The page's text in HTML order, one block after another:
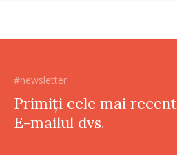
#newsletter
Primiți cele mai
E-mailul dvs.